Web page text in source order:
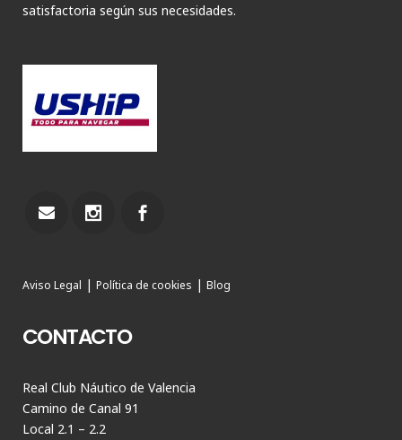
satisfactoria según sus necesidades.
Aviso Legal | Política de cookies | Blog
CONTACTO
Real Club Náutico de Valencia
Camino de Canal 91
Local 2.1 – 2.2